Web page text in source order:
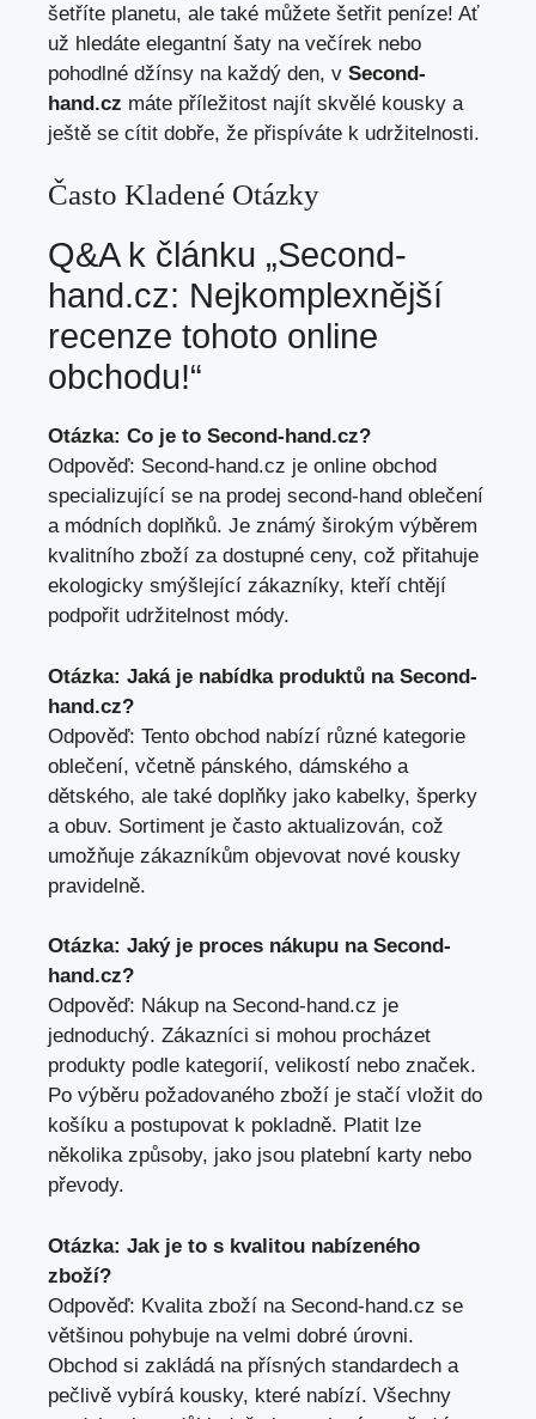
šetříte planetu, ale také můžete šetřit peníze! Ať
už hledáte elegantní šaty na večírek nebo
pohodlné džínsy na každý den, v Second-
hand.cz máte příležitost najít skvělé kousky a
ještě se cítit dobře, že přispíváte k udržitelnosti.
Často Kladené Otázky
Q&A k článku „Second-
hand.cz: Nejkomplexnější
recenze tohoto online
obchodu!“
Otázka: Co je to Second-hand.cz?
Odpověď: Second-hand.cz je online obchod
specializující se na prodej second-hand oblečení
a módních doplňků. Je známý širokým výběrem
kvalitního zboží za dostupné ceny, což přitahuje
ekologicky smýšlející zákazníky, kteří chtějí
podpořit udržitelnost módy.
Otázka: Jaká je nabídka produktů na Second-
hand.cz?
Odpověď: Tento obchod nabízí různé kategorie
oblečení, včetně pánského, dámského a
dětského, ale také doplňky jako kabelky, šperky
a obuv. Sortiment je často aktualizován, což
umožňuje zákazníkům objevovat nové kousky
pravidelně.
Otázka: Jaký je proces nákupu na Second-
hand.cz?
Odpověď: Nákup na Second-hand.cz je
jednoduchý. Zákazníci si mohou procházet
produkty podle kategorií, velikostí nebo značek.
Po výběru požadovaného zboží je stačí vložit do
košíku a postupovat k pokladně. Platit lze
několika způsoby, jako jsou platební karty nebo
převody.
Otázka: Jak je to s kvalitou nabízeného
zboží?
Odpověď: Kvalita zboží na Second-hand.cz se
většinou pohybuje na velmi dobré úrovni.
Obchod si zakládá na přísných standardech a
pečlivě vybírá kousky, které nabízí. Všechny